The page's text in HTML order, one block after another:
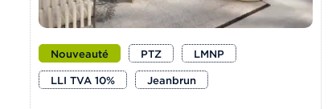
Nouveauté PTZ
LMNP
LLI TVA 10%
Jeanbrun